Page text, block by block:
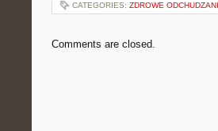
CATEGORIES: ZDROWE
Comments are closed.